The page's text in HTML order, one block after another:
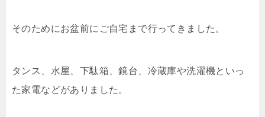
そのためにお盆前にご自宅まで行ってきました。
タンス、水屋、下駄箱、鏡台、冷蔵庫や洗濯機といっ
た家電などがありました。